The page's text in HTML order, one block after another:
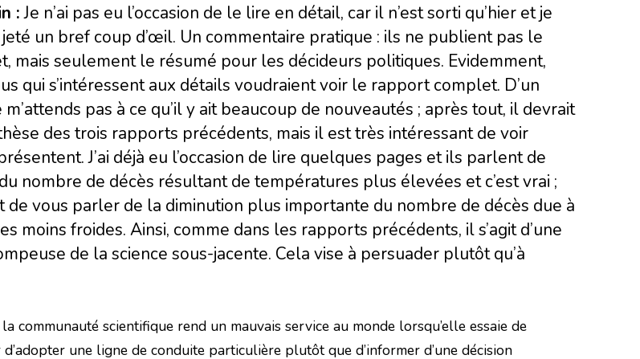
:Je n’ai pas eu l’occasion de le lire en détail, car il n’est sorti qu’hier et je
jeté un bref coup d’œil. Un commentaire pratique : ils ne publient pas le
mais seulement le résumé pour les décideurs politiques. Evidemment,
qui s’intéressent aux détails voudraient voir le rapport complet. D’un
pas à ce qu’il y ait beaucoup de nouveautés ; après tout, il devrait
des trois rapports précédents, mais il est très intéressant de voir
J’ai déjà eu l’occasion de lire quelques pages et ils parlent de
nombre de décès résultant de températures plus élevées et c’est vrai ;
de vous parler de la diminution plus importante du nombre de décès due à
moins froides. Ainsi, comme dans les rapports précédents, il s’agit d’une
de la science sous-jacente. Cela vise à persuader plutôt qu’à
communauté scientifique rend un mauvais service au monde lorsqu’elle essaie de
une ligne de conduite particulière plutôt que d’informer d’une décision